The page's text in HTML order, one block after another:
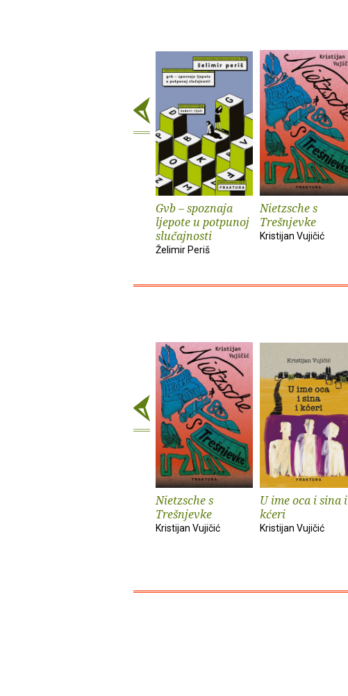
Gvb – spoznaja
ljepote u potpunoj
slučajnosti
Želimir Periš
Nietzsche s
Trešnjevke
Kristijan Vujičić
Nietzsche s
Trešnjevke
Kristijan Vujičić
U ime oca i sina i
kćeri
Kristijan Vujičić